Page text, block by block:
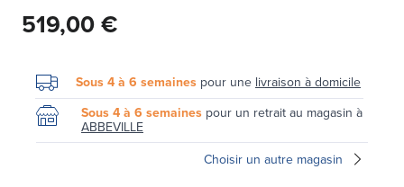
519,00 €
Sous 4 à 6 semaines pour une livraison à domicile
Sous 4 à 6 semaines pour un retrait au magasin à
ABBEVILLE
Choisir un autre magasin